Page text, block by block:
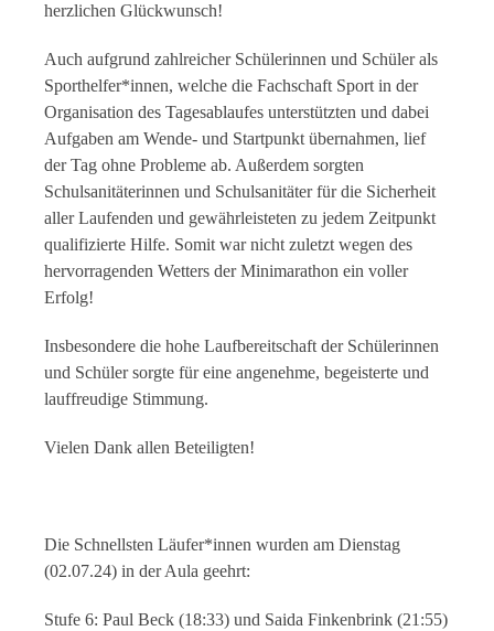
herzlichen Glückwunsch!
Auch aufgrund zahlreicher Schülerinnen und Schüler als
Sporthelfer*innen, welche die Fachschaft Sport in der
Organisation des Tagesablaufes unterstützten und dabei
Aufgaben am Wende- und Startpunkt übernahmen, lief
der Tag ohne Probleme ab. Außerdem sorgten
Schulsanitäterinnen und Schulsanitäter für die Sicherheit
aller Laufenden und gewährleisteten zu jedem Zeitpunkt
qualifizierte Hilfe. Somit war nicht zuletzt wegen des
hervorragenden Wetters der Minimarathon ein voller
Erfolg!
Insbesondere die hohe Laufbereitschaft der Schülerinnen
und Schüler sorgte für eine angenehme, begeisterte und
lauffreudige Stimmung.
Vielen Dank allen Beteiligten!
Die Schnellsten Läufer*innen wurden am Dienstag
(02.07.24) in der Aula geehrt:
Stufe 6: Paul Beck (18:33) und Saida Finkenbrink (21:55)